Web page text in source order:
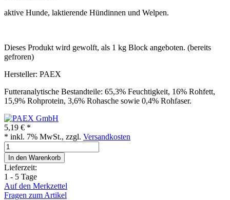
aktive Hunde, laktierende Hündinnen und Welpen.
Dieses Produkt wird gewolft, als 1 kg Block angeboten. (bereits
gefroren)
Hersteller: PAEX
Futteranalytische Bestandteile: 65,3% Feuchtigkeit, 16% Rohfett,
15,9% Rohprotein, 3,6% Rohasche sowie 0,4% Rohfaser.
5,19 € *
* inkl. 7% MwSt., zzgl. Versandkosten
In den Warenkorb
Lieferzeit:
1 - 5 Tage
Auf den Merkzettel
Fragen zum Artikel